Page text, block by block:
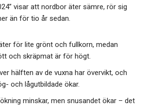
visar att nordbor äter sämre, rör sig
än för tio år sedan.
för lite grönt och fullkorn, medan
och skräpmat är för högt.
hälften av de vuxna har övervikt, och
och lågutbildade ökar.
minskar, men snusandet ökar – det